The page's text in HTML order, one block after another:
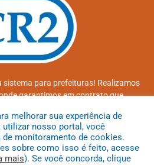
sistema para prefeituras! Realizamos
garantimos em contrato que
da Transparência Pública
melhorar sua experiência de
utilizar nosso portal, você
monitoramento de cookies.
sobre como isso é feito, acesse
mais). Se você concorda, clique